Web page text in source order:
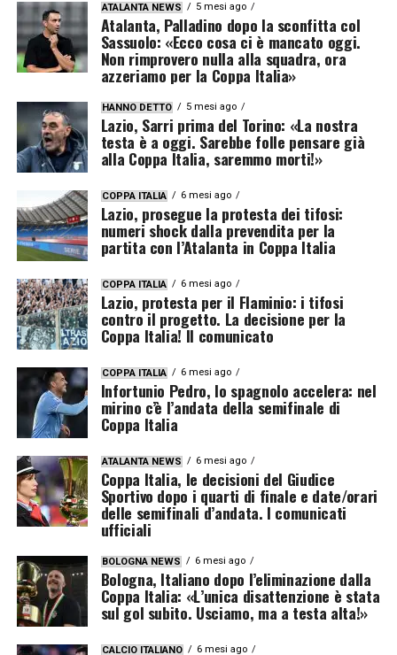
ATALANTA NEWS 5 mesi ago
Atalanta, Palladino dopo la sconfitta col
Sassuolo: «Ecco cosa ci è mancato oggi.
Non rimprovero nulla alla squadra, ora
azzeriamo per la Coppa Italia»
HANNO DETTO 5 mesi ago
Lazio, Sarri prima del Torino: «La nostra
testa è a oggi. Sarebbe folle pensare già
alla Coppa Italia, saremmo morti!»
COPPA ITALIA 6 mesi ago
Lazio, prosegue la protesta dei tifosi:
numeri shock dalla prevendita per la
partita con l’Atalanta in Coppa Italia
COPPA ITALIA 6 mesi ago
Lazio, protesta per il Flaminio: i tifosi
contro il progetto. La decisione per la
Coppa Italia! Il comunicato
COPPA ITALIA 6 mesi ago
Infortunio Pedro, lo spagnolo accelera: nel
mirino c’è l’andata della semifinale di
Coppa Italia
ATALANTA NEWS 6 mesi ago
Coppa Italia, le decisioni del Giudice
Sportivo dopo i quarti di finale e date/orari
delle semifinali d’andata. I comunicati
ufficiali
BOLOGNA NEWS 6 mesi ago
Bologna, Italiano dopo l’eliminazione dalla
Coppa Italia: «L’unica disattenzione è stata
sul gol subito. Usciamo, ma a testa alta!»
CALCIO ITALIANO 6 mesi ago